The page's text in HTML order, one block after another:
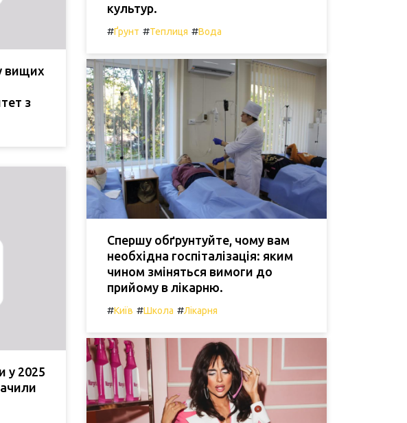
вищих
з
у 2025
культур.
#Ґрунт #Теплиця #Вода
Спершу обґрунтуйте, чому вам
необхідна госпіталізація: яким
чином зміняться вимоги до
прийому в лікарню.
#Київ #Школа #Лікарня